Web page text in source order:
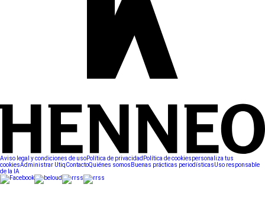
Aviso legal y condiciones de usoPolítica de privacidad Política de cookiespersonaliza tus
cookiesAdministrar UtiqContactoQuiénes somos Buenas prácticas periodísticasUso responsable
de la IA